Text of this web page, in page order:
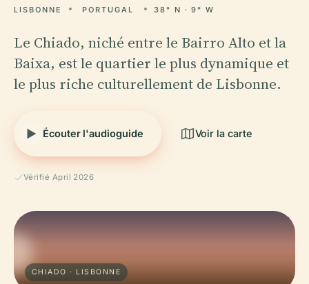
LISBONNE PORTUGAL 38° N · 9° W
Le Chiado, niché entre le Bairro Alto et la
Baixa, est le quartier le plus dynamique et
le plus riche culturellement de Lisbonne.
Écouter l'audioguide Voir la carte
Vérifié April 2026
CHIADO · LISBONNE